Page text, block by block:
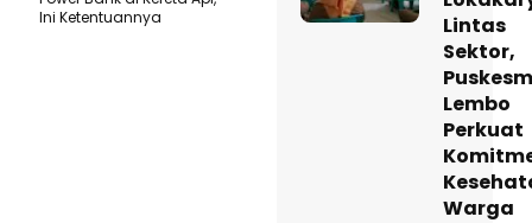
Lintas
Sektor,
Lembo
Perkuat
Warga
Ini Ketentuannya